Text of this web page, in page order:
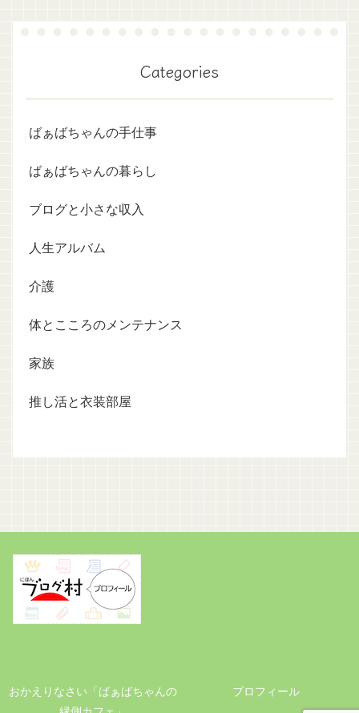
Categories
ばぁばちゃんの手仕事
ばぁばちゃんの暮らし
ブログと小さな収入
人生アルバム
介護
体とこころのメンテナンス
家族
推し活と衣装部屋
おかえりなさい「ばぁばちゃんの
プロフィール